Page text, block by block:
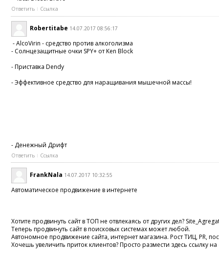
Ответить Ссылка
Robertitabe 14.07.2017 08:56:17
- AlcoVirin - средство против алкоголизма
- Солнцезащитные очки SPY+ от Ken Block
- Приставка Dendy
- Эффективное средство для наращивания мышечной массы!
- Денежный Дрифт
Ответить Ссылка
FrankNala 14.07.2017 10:32:55
Автоматическое продвижение в интернете
Хотите продвинуть сайт в ТОП не отвлекаясь от других дел?
Теперь продвинуть сайт в поисковых системах может любой.
Автономное продвижение сайта, интернет магазина. Рост ТИЦ, PR,
Хочешь увеличить приток клиентов? Просто размести здесь ссылку на